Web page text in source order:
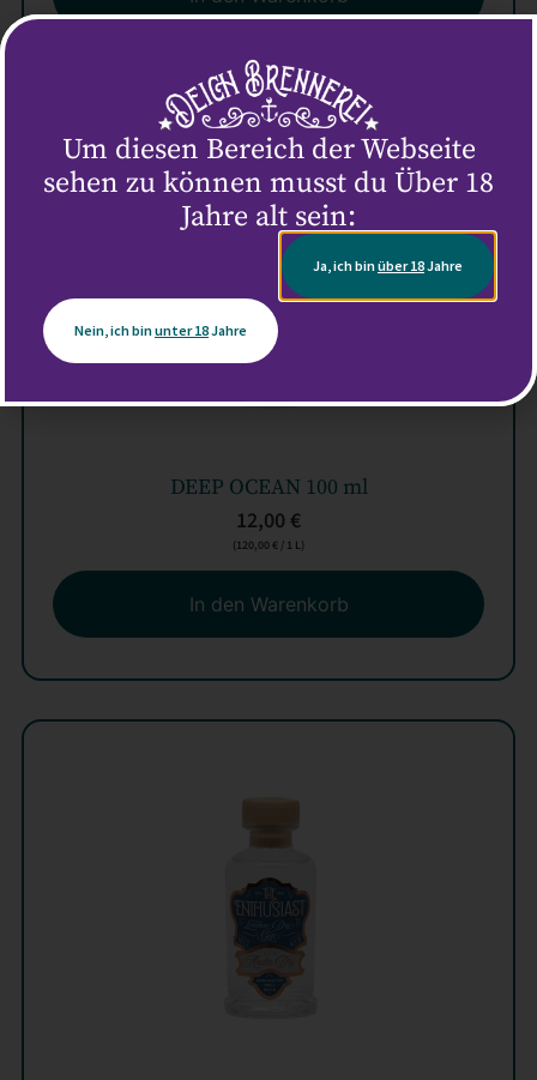
DEEP OCEAN 100 ml
12,00 €
(120,00€ / 1 L)
In den Warenkorb
Um diesen Bereich der Webseite
sehen zu können musst du Über 18
Jahre alt sein:
Ja, ich binüber 18Jahre
Nein, ich binunter 18Jahre